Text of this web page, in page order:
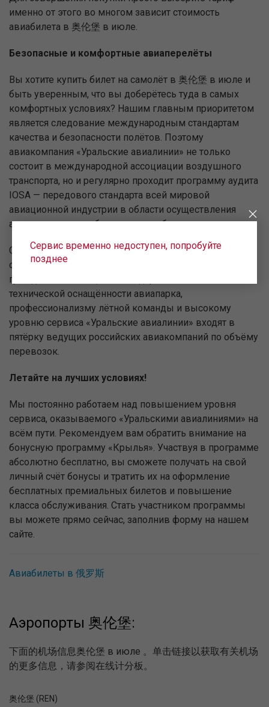
именно от этого во многом зависит стоимость
авиабилета в 奥伦堡 в июле.
Безопасные и комфортные авиаперелёты
Вы хотите купить билет на самолёт в 奥伦堡 в июле и
быть уверенным, что вы доберётесь туда в самых
комфортных условиях? Нашим главным приоритетом
является следование международным стандартам
качества и безопасности полётов. Поэтому
авиакомпания «Уральские авиалинии» не только
состоит в международной ассоциации воздушного
транспорта, но и регулярно проходит программу аудита
IOSA — передового стандарта всей мировой
авиационной индустрии в области осуществления
авиаперевозок и обеспечения их безопасности.
Сегодня наша авиационно-техническая база является
одной из самых профессиональных среди российской
гражданской авиации. Благодаря высокой
технической оснащённости авиапарка,
профессионализму лётной команды и высокому
уровню сервиса «Уральские авиалинии» входят в
пятёрку ведущих российских авиакомпаний по объёму
перевозок.
Летайте на лучших условиях!
Мы постоянно работаем над повышением уровня
сервиса, оказываемого «Уральскими авиалиниями» на
всём пути. Рекомендуем вам обратить внимание на
бонусную программу «Крылья». Участвуя в программе
абсолютно бесплатно, вы сможете получать на свой
личный счёт бонусы и тратить их на оформление
бесплатных премиальных билетов и повышение
класса обслуживания. Стать участником программы
вы можете прямо сейчас, заполнив форму на нашем
сайте.
Авиабилеты в 俄罗斯
Аэропорты 奥伦堡:
下面的机场信息奥伦堡 в июле 。单击链接以获取有关机场
的更多信息，请参阅在线计分板。
奥伦堡 (REN)
Сервис временно недоступен, попробуйте
позднее